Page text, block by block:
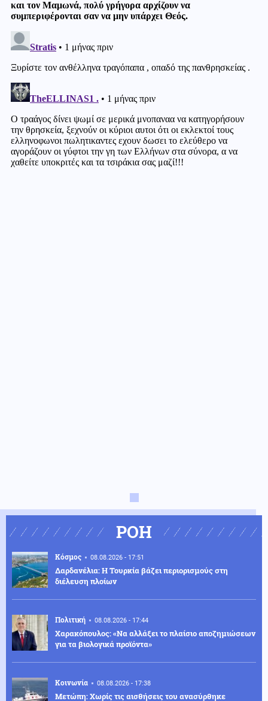
ΡΟΗ
Κόσμος 08.08.2026 - 17:51
Δαρδανέλια: Η Τουρκία βάζει περιορισμούς στη
διέλευση πλοίων
Πολιτική 08.08.2026 - 17:44
Χαρακόπουλος: «Να αλλάξει το πλαίσιο αποζημιώσεων
για τα βιολογικά προϊόντα»
Κοινωνία 08.08.2026 - 17:38
Μετώπη: Χωρίς τις αισθήσεις του ανασύρθηκε